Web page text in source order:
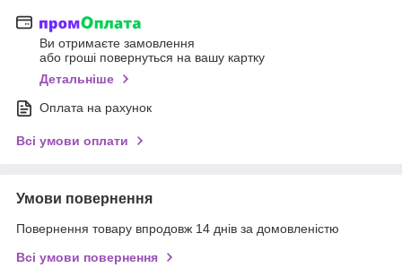
Ви отримаєте замовлення
або гроші повернуться на вашу картку
Детальніше
Оплата на рахунок
Всі умови оплати
Умови повернення
Повернення товару впродовж 14 днів за домовленістю
Всі умови повернення